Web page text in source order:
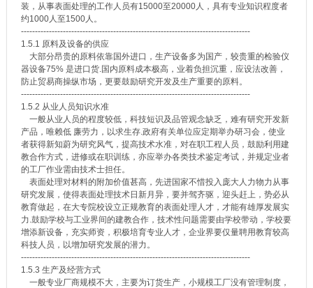
装，从事表面处理的工作人员有15000至20000人，具有专业知识程度者
约1000人至1500人。
----------------------------------------------------------------------------------
1.5.1 原料及设备的供应
大部分昂贵的原料依靠国外进口，生产设备多为国产，较贵重的检验仪
器设备75% 是进口货.国内原料成本极高，业着负担沉重，应设法改善，
防止贸易商操纵市场，更要鼓励研究开发及生产重要的原料。
----------------------------------------------------------------------------------
1.5.2 从业人员知识水准
一般从业人员的程度较低，科技短识及品管观念缺乏，难有研究开发新
产品，唯赖低 廉劳力，以求生存.政府有关单位应定期举办研习会，使业
者获得新知蔚为研究风气，提高技术水准，对在职工程人员，鼓励利用建
教合作方式，进修或在职训练，亦应举办各类技术鉴定考试，并规定业者
的工厂作业需由技术士担任。
表面处理对材料的附加价值甚高，先进国家不惜投入庞大人力物力从事
研究发展，使得表面处理技术日新月异，要并驾齐驱，迎头赶上，势必从
教育做起，在大专院校设立正规教育的表面处理人才，才能有雄厚发展实
力.鼓励学校与工业界间的建教合作，技术性问题需要由学校带动，学校要
增添新设备，充实师资，积极培育专业人才，企业界要仅量聘用教育较高
科技人员，以增加研究发展的潜力。
----------------------------------------------------------------------------------
1.5.3 生产及经营方式
一般专业厂商规模不大，主要为订货生产，小规模工厂没有管理制度，